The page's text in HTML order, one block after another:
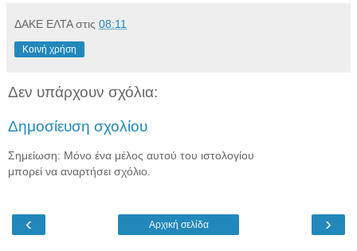
ΔΑΚΕ ΕΛΤΑ στις 08:11
Κοινή χρήση
Δεν υπάρχουν σχόλια:
Δημοσίευση σχολίου
Σημείωση: Μόνο ένα μέλος αυτού του ιστολογίου
μπορεί να αναρτήσει σχόλιο.
‹ ›
Αρχική σελίδα